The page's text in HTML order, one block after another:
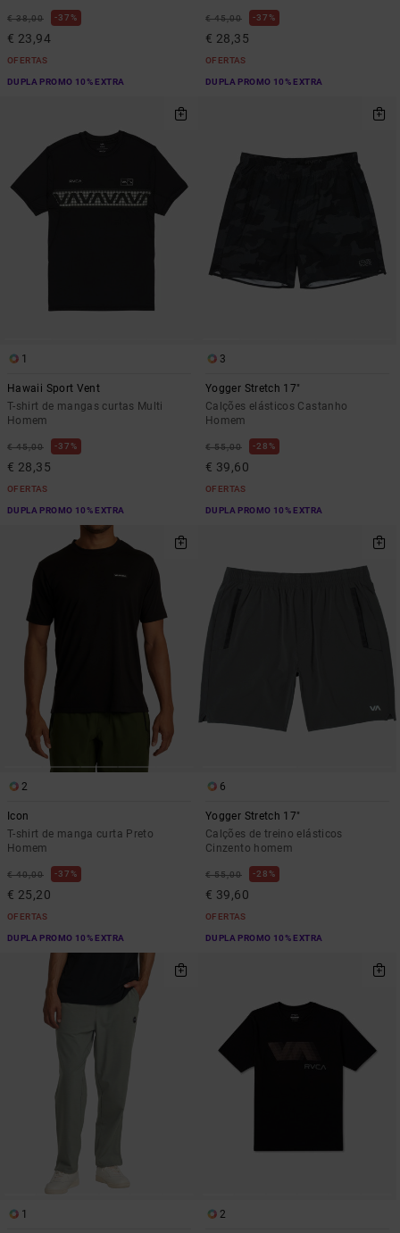
€ 38,00 37%
€ 23,94
OFERTAS
DUPLA PROMO 10% EXTRA
€ 45,00 37%
€ 28,35
OFERTAS
DUPLA PROMO 10% EXTRA
1
Hawaii Sport Vent
T-shirt de mangas curtas Multi
Homem
€ 45,00 37%
€ 28,35
OFERTAS
DUPLA PROMO 10% EXTRA
3
Yogger Stretch 17"
Calções elásticos Castanho
Homem
€ 55,00 28%
€ 39,60
OFERTAS
DUPLA PROMO 10% EXTRA
2
Icon
T-shirt de manga curta Preto
Homem
€ 40,00 37%
€ 25,20
OFERTAS
DUPLA PROMO 10% EXTRA
6
Yogger Stretch 17"
Calções de treino elásticos
Cinzento homem
€ 55,00 28%
€ 39,60
OFERTAS
DUPLA PROMO 10% EXTRA
1 2